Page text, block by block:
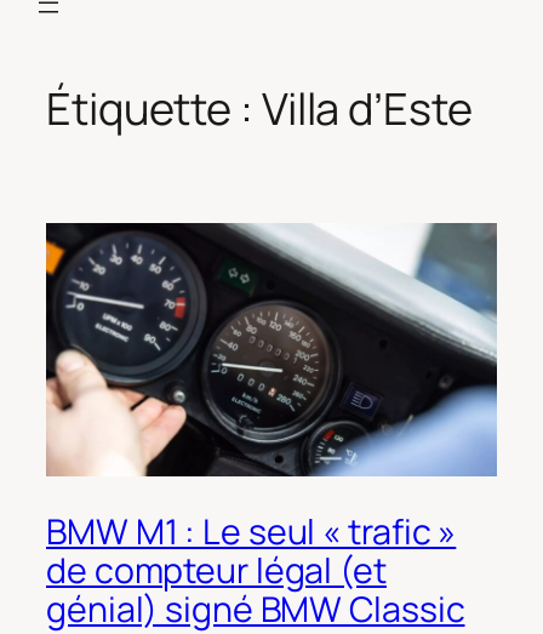
Étiquette : Villa d’Este
BMW M1 : Le seul « trafic »
de compteur légal (et
génial) signé BMW Classic